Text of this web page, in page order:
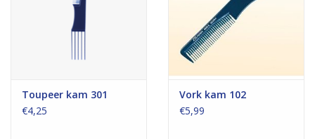
Toupeer kam 301
€4,25
Vork kam 102
€5,99